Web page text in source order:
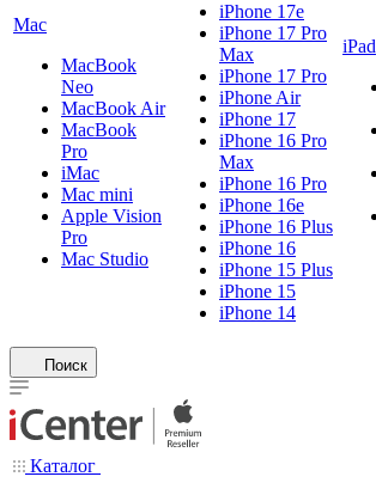
Mac
MacBook
Neo
MacBook Air
MacBook
Pro
iMac
Mac mini
Apple Vision
Pro
Mac Studio
iPhone 17e
iPhone 17 Pro
Max
iPhone 17 Pro
iPhone Air
iPhone 17
iPhone 16 Pro
Max
iPhone 16 Pro
iPhone 16e
iPhone 16 Plus
iPhone 16
iPhone 15 Plus
iPhone 15
iPhone 14
iPad
Поиск
Каталог